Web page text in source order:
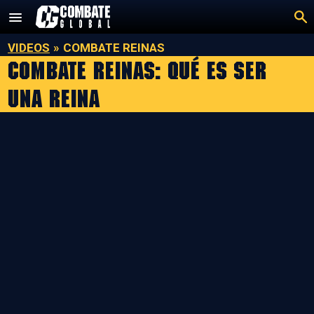
contenido
VIDEOS » COMBATE REINAS
Combate Reinas: Qué Es Ser
Una Reina